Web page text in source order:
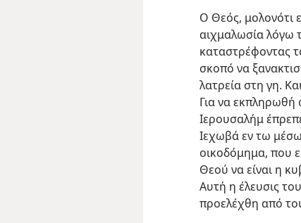
Ο Θεός, μολονότι
αιχμαλωσία λόγω
καταστρέφοντας
σκοπό να
λατρεία στη γη.
Για να εκπληρωθή
Ιερουσαλήμ
Ιεχωβά εν τω
οικοδόμημα, που
Θεού να είναι η
Αυτή η έλευσις
προελέχθη από